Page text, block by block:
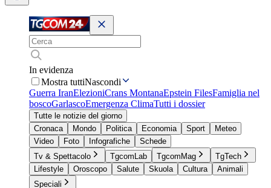
In evidenza
Mostra tuttiNascondi
Guerra IranElezioniCrans MontanaEpstein FilesFamiglia nel
boscoGarlascoEmergenza ClimaTutti i dossier
Tutte le notizie del giorno
Cronaca
Mondo Politica Economia Sport
Meteo
Video
Foto Infografiche
Schede
Tv & Spettacolo
TgcomLab TgcomMag
TgTech
Lifestyle
Oroscopo Salute Skuola Cultura
Animali
Speciali